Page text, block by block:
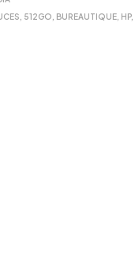
512GO BUREAUTIQUE HP,